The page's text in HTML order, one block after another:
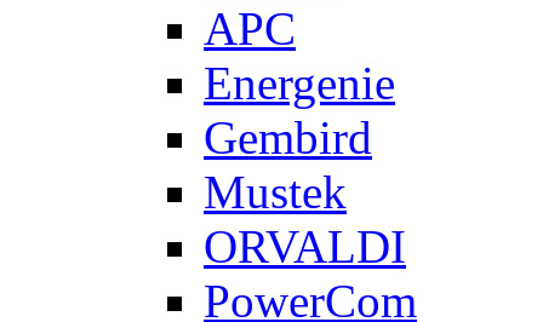
APC
Energenie
Gembird
Mustek
ORVALDI
PowerCom